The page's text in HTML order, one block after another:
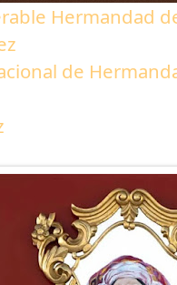
Hermandad
de